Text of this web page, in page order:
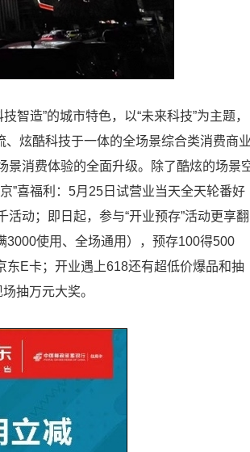
造”的城市特色，以“未来科技”为主题，
炫酷科技于一体的全场景综合类消费商业
景消费体验的全面升级。除了酷炫的场景
”喜福利：5月25日试营业当天全天轮番好
动；即日起，参与“开业预存”活动更享翻
使用、全场通用），预存100得500
东E卡；开业遇上618还有超低价爆品和抽
抽万元大奖。